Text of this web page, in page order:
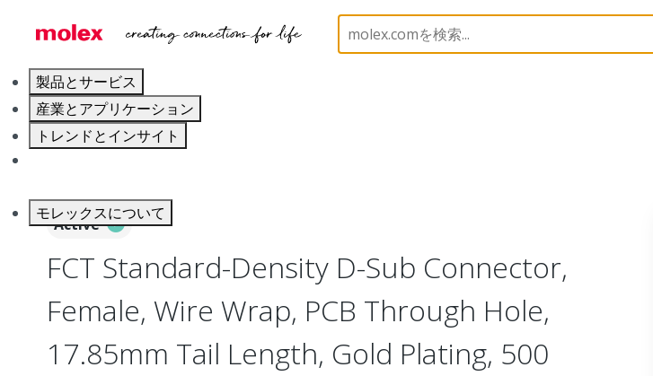
製品とサービス
産業とアプリケーション
トレンドとインサイト
モレックスについて
D-Sub Connectors 173109 1731090898
Active
FCT Standard-Density D-Sub Connector,
Female, Wire Wrap, PCB Through Hole,
17.85mm Tail Length, Gold Plating, 500